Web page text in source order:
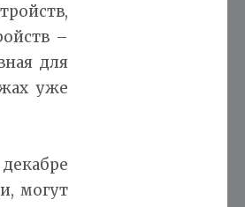
–
для
уже
могут